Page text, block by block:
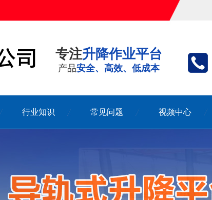
专注升降作业平台
产品安全、高效、低成本
行业知识 常见问题 视频中心